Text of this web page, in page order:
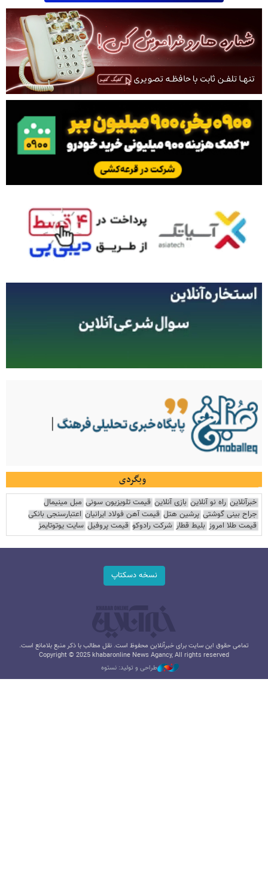
وبگردی
خبرآنلاین راه نو آنلاین بازی آنلاین قیمت تلویزیون سونی مبل مینیمال
جراح بینی گوشتی پرشین هتل قیمت آهن فولاد ایرانیان اعتبارسنجی بانکی
قیمت طلا امروز بلیط قطار شرکت رادوکو قیمت پروفیل سایت یوتوتایمز
نسخه دسکتاپ
تمامی حقوق این سایت برای خبرآنلاین محفوظ است. نقل مطالب با ذکر منبع بلامانع است.
Copyright © 2025 khabaronline News Agancy, All rights reserved
طراحی و تولید: نستوه